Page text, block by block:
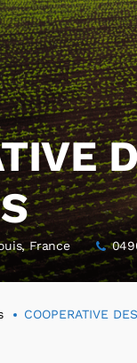
France
COOPERATIVE